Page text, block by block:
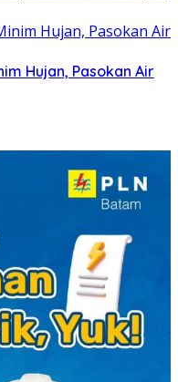
Hujan, Pasokan Air